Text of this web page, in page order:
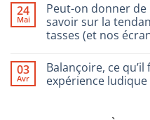
pour
enfants
Montessori
sur
Les
tendances
2025
de
décoration
de
chambre
24
Mai
Peut-on donner de
savoir sur la
tasses (et nos
sur
Peut-
on
03
Avr
Balançoire, ce
expérience